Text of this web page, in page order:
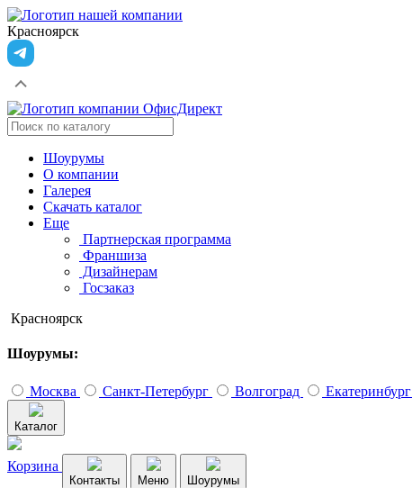
Красноярск
Шоурумы
О компании
Галерея
Скачать каталог
Еще
Партнерская программа
Франшиза
Дизайнерам
Госзаказ
Красноярск
Шоурумы:
Москва Санкт-Петербург Волгоград Екатеринбург
Каталог
Корзина
Контакты Меню Шоурумы